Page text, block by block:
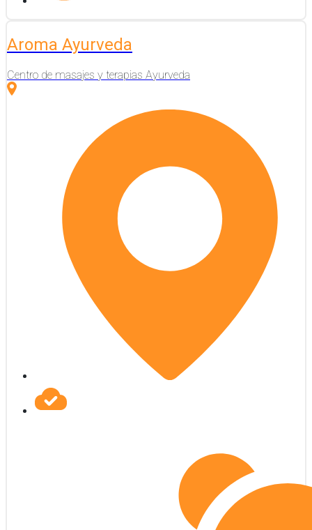
Aroma Ayurveda
Centro de masajes y terapias Ayurveda